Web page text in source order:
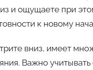
и ощущаете при
к новому
вниз, имеет
Важно